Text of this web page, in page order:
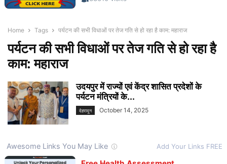
Home Tags पर्यटन की सभी विधाओं पर तेज गति से हो रहा है काम: महाराज
पर्यटन की सभी विधाओं पर तेज गति से हो रहा है
काम: महाराज
उदयपुर में राज्यों एवं केंद्र शासित प्रदेशों के
पर्यटन मंत्रियों के...
देहरादून October 14, 2025